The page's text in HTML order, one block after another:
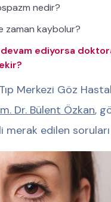
nedir?
zaman kaybolur?
ediyorsa
Merkezi Göz
Dr. Bülent Özkan,
edilen soruları